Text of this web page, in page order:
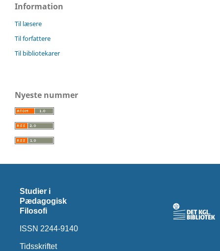
Information
Til læsere
Til forfattere
Til bibliotekarer
Nyeste nummer
Studier i
Pædagogisk
Filosofi
ISSN 2244-9140
Tidsskriftet